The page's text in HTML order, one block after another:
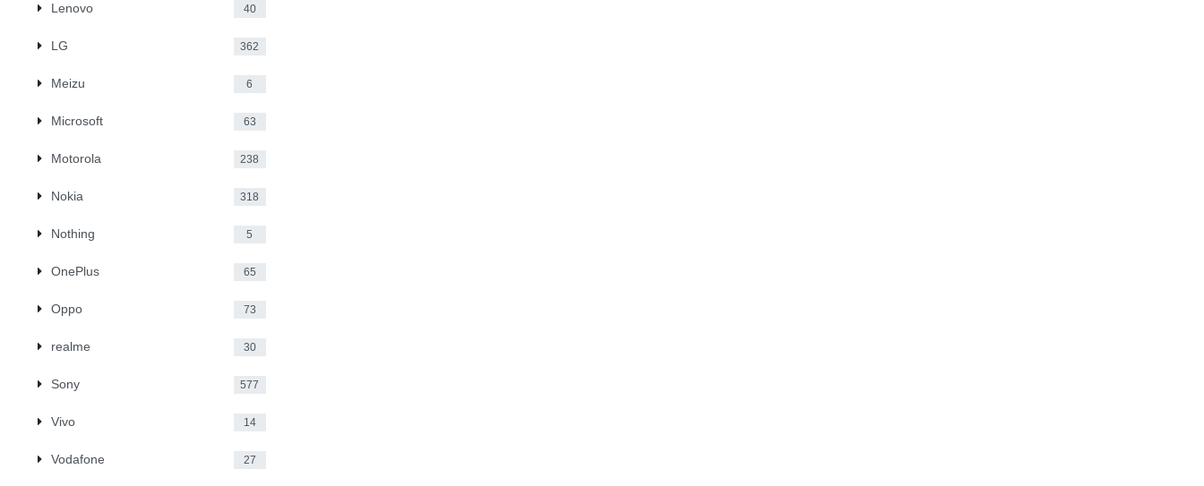
Lenovo 40
LG 362
Meizu 6
Microsoft 63
Motorola 238
Nokia 318
Nothing 5
OnePlus 65
Oppo 73
realme 30
Sony 577
Vivo 14
Vodafone 27